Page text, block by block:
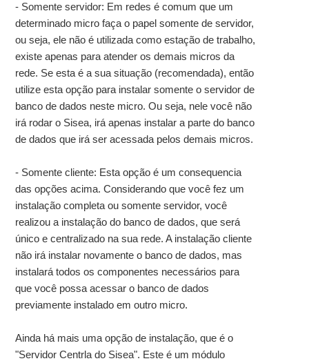
- Somente servidor: Em redes é comum que um
determinado micro faça o papel somente de servidor,
ou seja, ele não é utilizada como estação de trabalho,
existe apenas para atender os demais micros da
rede. Se esta é a sua situação (recomendada), então
utilize esta opção para instalar somente o servidor de
banco de dados neste micro. Ou seja, nele você não
irá rodar o Sisea, irá apenas instalar a parte do banco
de dados que irá ser acessada pelos demais micros.
- Somente cliente: Esta opção é um consequencia
das opções acima. Considerando que você fez um
instalação completa ou somente servidor, você
realizou a instalação do banco de dados, que será
único e centralizado na sua rede. A instalação cliente
não irá instalar novamente o banco de dados, mas
instalará todos os componentes necessários para
que você possa acessar o banco de dados
previamente instalado em outro micro.
Ainda há mais uma opção de instalação, que é o
"Servidor Centrla do Sisea". Este é um módulo